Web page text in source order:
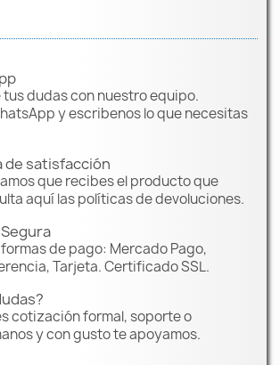
tus dudas con nuestro equipo.
y escribenos lo que necesitas
de satisfacción
que recibes el producto que
aquí las políticas de devoluciones.
de pago: Mercado Pago,
Tarjeta. Certificado SSL.
cotización formal, soporte o
y con gusto te apoyamos.